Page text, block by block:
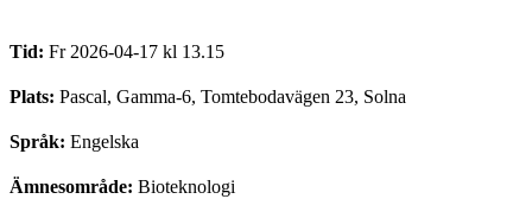
Tid: Fr 2026-04-17 kl 13.15
Plats: Pascal, Gamma-6, Tomtebodavägen 23, Solna
Språk: Engelska
Ämnesområde: Bioteknologi